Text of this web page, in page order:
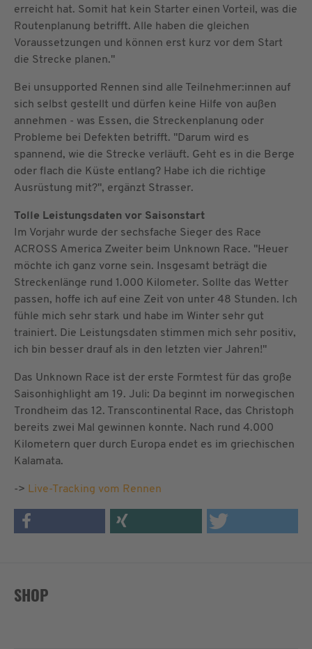
erreicht hat. Somit hat kein Starter einen Vorteil, was die
Routenplanung betrifft. Alle haben die gleichen
Voraussetzungen und können erst kurz vor dem Start
die Strecke planen."
Bei unsupported Rennen sind alle Teilnehmer:innen auf
sich selbst gestellt und dürfen keine Hilfe von außen
annehmen - was Essen, die Streckenplanung oder
Probleme bei Defekten betrifft. "Darum wird es
spannend, wie die Strecke verläuft. Geht es in die Berge
oder flach die Küste entlang? Habe ich die richtige
Ausrüstung mit?", ergänzt Strasser.
Tolle Leistungsdaten vor Saisonstart
Im Vorjahr wurde der sechsfache Sieger des Race
ACROSS America Zweiter beim Unknown Race. "Heuer
möchte ich ganz vorne sein. Insgesamt beträgt die
Streckenlänge rund 1.000 Kilometer. Sollte das Wetter
passen, hoffe ich auf eine Zeit von unter 48 Stunden. Ich
fühle mich sehr stark und habe im Winter sehr gut
trainiert. Die Leistungsdaten stimmen mich sehr positiv,
ich bin besser drauf als in den letzten vier Jahren!"
Das Unknown Race ist der erste Formtest für das große
Saisonhighlight am 19. Juli: Da beginnt im norwegischen
Trondheim das 12. Transcontinental Race, das Christoph
bereits zwei Mal gewinnen konnte. Nach rund 4.000
Kilometern quer durch Europa endet es im griechischen
Kalamata.
-> Live-Tracking vom Rennen
SHOP